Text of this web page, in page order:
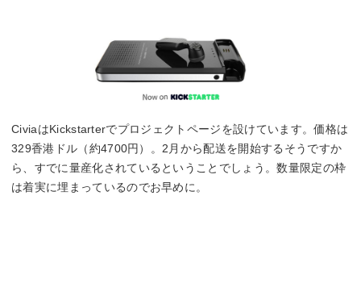
CiviaはKickstarterでプロジェクトページを設けています。価格は
329香港ドル（約4700円）。2月から配送を開始するそうですか
ら、すでに量産化されているということでしょう。数量限定の枠
は着実に埋まっているのでお早めに。